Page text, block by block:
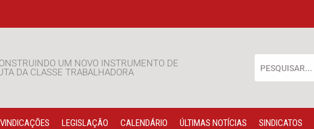
UM NOVO INSTRUMENTO DE
DA CLASSE TRABALHADORA
LEGISLAÇÃO CALENDÁRIO ÚLTIMAS NOTÍCIAS SINDICATOS